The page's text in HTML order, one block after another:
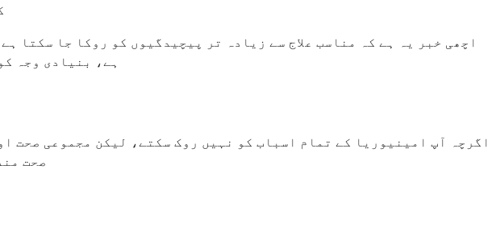
اچھی خبر یہ ہے کہ مناسب علاج سے زیادہ تر پیچیدگیوں کو روکا جا سکتا
ہے، بنیادی وجہ
اگرچہ آپ امینیوریا کے تمام اسباب کو نہیں روک سکتے، لیکن مجموعی صحت
صحت